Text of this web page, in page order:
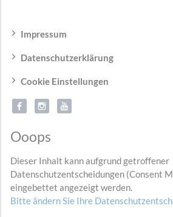
Impressum
Datenschutzerklärung
Cookie Einstellungen
Ooops
Dieser Inhalt kann aufgrund getroffener
Datenschutzentscheidungen (Consent
eingebettet angezeigt werden.
Bitte ändern Sie Ihre